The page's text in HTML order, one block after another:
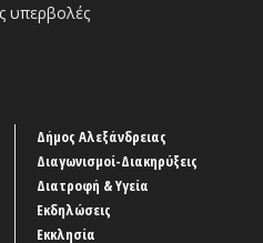
υπερβολές
Δήμος Αλεξάνδρειας
Διαγωνισμοί-Διακηρύξεις
Διατροφή & Υγεία
Εκδηλώσεις
Εκκλησία